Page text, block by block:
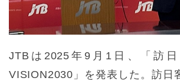
JTBは2025年9月1日、「訪
VISION2030」を発表した。訪日